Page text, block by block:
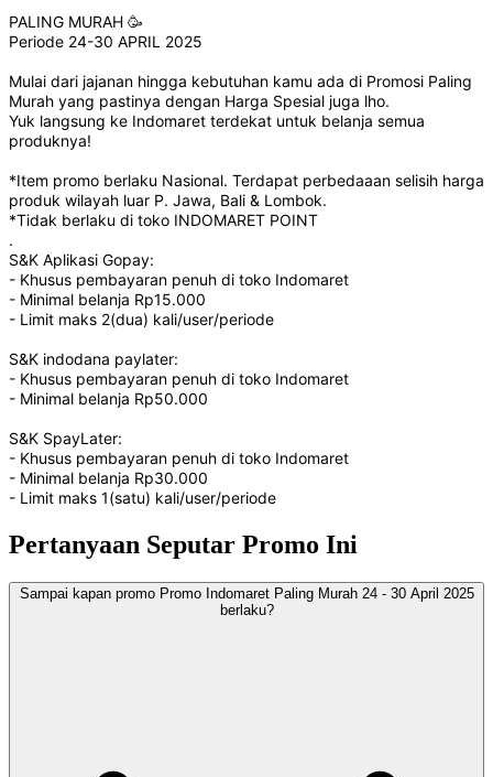
PALING MURAH 🥳
Periode 24-30 APRIL 2025
Mulai dari jajanan hingga kebutuhan kamu ada di Promosi Paling
Murah yang pastinya dengan Harga Spesial juga lho.
Yuk langsung ke Indomaret terdekat untuk belanja semua
produknya!
*Item promo berlaku Nasional. Terdapat perbedaaan selisih harga
produk wilayah luar P. Jawa, Bali & Lombok.
*Tidak berlaku di toko INDOMARET POINT
.
S&K Aplikasi Gopay:
- Khusus pembayaran penuh di toko Indomaret
- Minimal belanja Rp15.000
- Limit maks 2(dua) kali/user/periode
S&K indodana paylater:
- Khusus pembayaran penuh di toko Indomaret
- Minimal belanja Rp50.000
S&K SpayLater:
- Khusus pembayaran penuh di toko Indomaret
- Minimal belanja Rp30.000
- Limit maks 1(satu) kali/user/periode
Pertanyaan Seputar Promo Ini
Sampai kapan promo Promo Indomaret Paling Murah 24 - 30 April 2025
berlaku?